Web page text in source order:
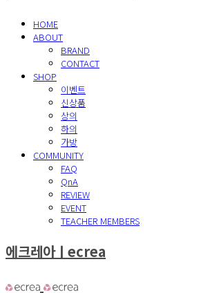
HOME
ABOUT
BRAND
CONTACT
SHOP
이벤트
신상품
상의
하의
가방
COMMUNITY
FAQ
QnA
REVIEW
EVENT
TEACHER MEMBERS
에크레아ㅣecrea